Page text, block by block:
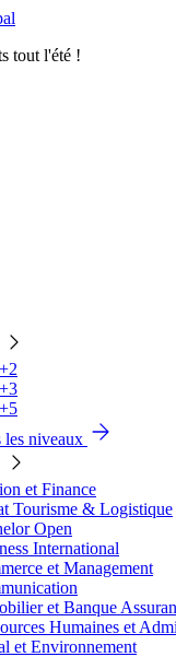
tout l'été !
les niveaux
et Finance
Tourisme & Logistique
Open
International
et Management
et Banque
Humaines et
et Environnement